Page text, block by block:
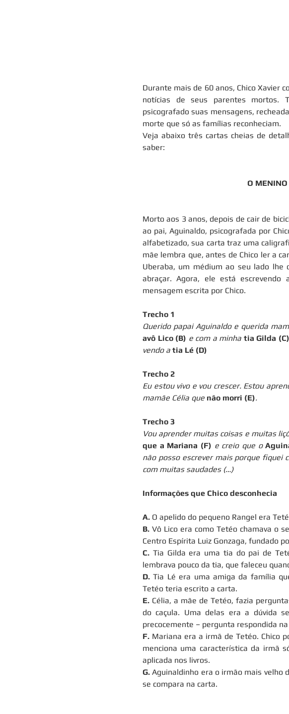
Durante mais de 60 anos, Chico Xavier
notícias de seus parentes mortos.
psicografado suas mensagens,
morte que só as famílias reconheciam.
Veja abaixo três cartas cheias de
saber:
O
Morto aos 3 anos, depois de cair de
ao pai, Aguinaldo, psicografada por
alfabetizado, sua carta traz uma
mãe lembra que, antes de Chico ler a
Uberaba, um médium ao seu lado lhe
abraçar. Agora, ele está
mensagem escrita por Chico.
Trecho 1
Querido papai Aguinaldo e querida
avô Lico (B) e com a minha tia Gilda (C)
vendo a tia Lé (D)
Trecho 2
Eu estou vivo e vou crescer. Estou
mamãe Célia que não morri (E).
Trecho 3
Vou aprender muitas coisas e muitas
que a Mariana (F) e creio que o
não posso escrever mais porque fiquei
com muitas saudades (…)
Informações que Chico desconhecia
A. O apelido do pequeno Rangel era
B. Vô Lico era como Tetéo chamava o
Centro Espírita Luiz Gonzaga, fundado
C. Tia Gilda era uma tia do pai de
lembrava pouco da tia, que faleceu
D. Tia Lé era uma amiga da família
Tetéo teria escrito a carta.
E. Célia, a mãe de Tetéo, fazia
do caçula. Uma delas era a dúvida
precocemente – pergunta respondida
F. Mariana era a irmã de Tetéo. Chico
menciona uma característica da irmã
aplicada nos livros.
G. Aguinaldinho era o irmão mais velho
se compara na carta.